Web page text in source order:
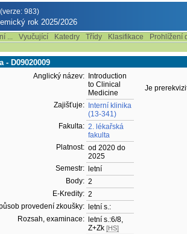
(verze: 983)
rok 2025/2026
... Vyučující Katedry Třídy Klasifikace
Prohlížení
- D09020009
Anglický název:
Introduction
to Clinical
Medicine
Zajišťuje:
Interní klinika
(13-341)
Fakulta: 2. lékařská
fakulta
Platnost: od 2020 do
2025
Semestr:
letní
Body: 2
E-Kredity: 2
provedení zkoušky:
letní s.:
Rozsah, examinace:
letní s.:6/8,
Z+Zk [HS]
Je